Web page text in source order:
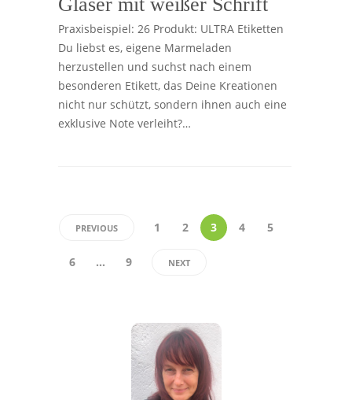
Praxisbeispiel: 26 Produkt: ULTRA Etiketten
Du liebst es, eigene Marmeladen
herzustellen und suchst nach einem
besonderen Etikett, das Deine Kreationen
nicht nur schützt, sondern ihnen auch eine
exklusive Note verleiht?…
PREVIOUS 1 2 3 4 5
6 … 9 NEXT